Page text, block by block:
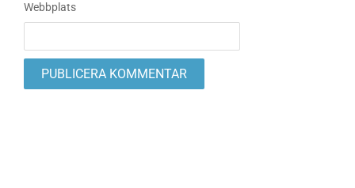
Webbplats